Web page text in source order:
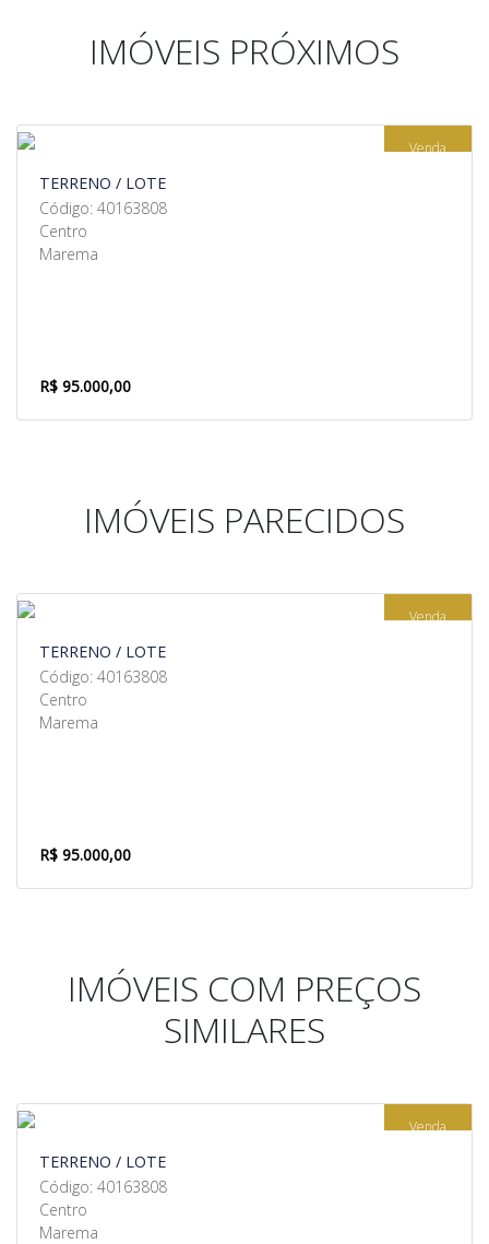
IMÓVEIS PRÓXIMOS
Venda
TERRENO / LOTE
Código: 40163808
Centro
Marema
R$ 95.000,00
IMÓVEIS PARECIDOS
Venda
TERRENO / LOTE
Código: 40163808
Centro
Marema
R$ 95.000,00
IMÓVEIS COM PREÇOS
SIMILARES
Venda
TERRENO / LOTE
Código: 40163808
Centro
Marema